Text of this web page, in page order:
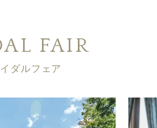
FAIR
ダルフェア